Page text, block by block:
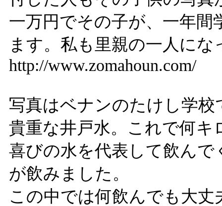
一万円でその子が、一年
ます。私も里親の一人にな
http://www.zomahoun.com/
写真はベナンのたけし学
貴重な井戸水。これで何
喜びの水を代表して飲ん
が飲みました。
この中では何飲んでも大